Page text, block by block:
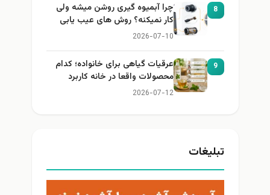
8
چرا آبمیوه گیری روشن میشه ولی
کار نمیکنه؟ روش های عیب یابی
2026-07-10
9
عرقیات گیاهی برای خانواده؛ کدام
محصولات واقعا در خانه کاربرد
دارند؟
2026-07-12
تبلیغات